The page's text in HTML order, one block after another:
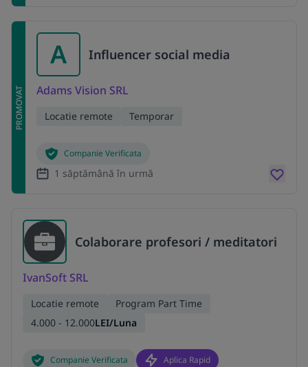
PROMOVAT
A Influencer social media
Adams Vision SRL
Locatie remote Temporar
Companie Verificata
1 săptămână în urmă
Colaborare profesori / meditatori
IvanSoft SRL
Locatie remote
Program Part Time
4.000 - 12.000LEI/Luna
Companie Verificata
Aplica Rapid